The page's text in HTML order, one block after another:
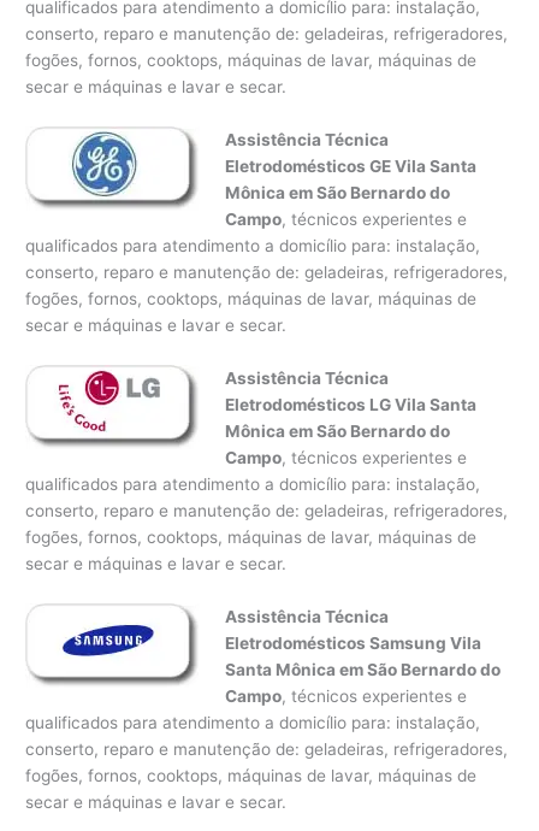
qualificados para atendimento a domicílio para: instalação,
conserto, reparo e manutenção de: geladeiras, refrigeradores,
fogões, fornos, cooktops, máquinas de lavar, máquinas de
secar e máquinas e lavar e secar.
Assistência Técnica
Eletrodomésticos GE Vila Santa
Mônica em São Bernardo do
Campo, técnicos experientes e
qualificados para atendimento a domicílio para: instalação,
conserto, reparo e manutenção de: geladeiras, refrigeradores,
fogões, fornos, cooktops, máquinas de lavar, máquinas de
secar e máquinas e lavar e secar.
Assistência Técnica
Eletrodomésticos LG Vila Santa
Mônica em São Bernardo do
Campo, técnicos experientes e
qualificados para atendimento a domicílio para: instalação,
conserto, reparo e manutenção de: geladeiras, refrigeradores,
fogões, fornos, cooktops, máquinas de lavar, máquinas de
secar e máquinas e lavar e secar.
Assistência Técnica
Eletrodomésticos Samsung Vila
Santa Mônica em São Bernardo do
Campo, técnicos experientes e
qualificados para atendimento a domicílio para: instalação,
conserto, reparo e manutenção de: geladeiras, refrigeradores,
fogões, fornos, cooktops, máquinas de lavar, máquinas de
secar e máquinas e lavar e secar.